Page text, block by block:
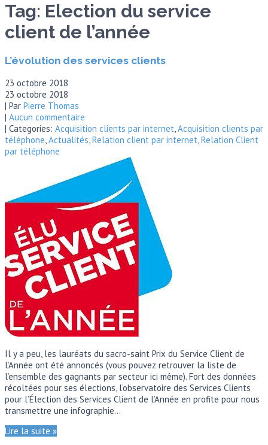
Tag: Election du service
client de l’année
L’évolution des services clients
23 octobre 2018
23 octobre 2018
| Par Pierre Thomas
| Aucun commentaire
| Categories: Acquisition clients par internet Acquisition clients par
téléphone Actualités Relation client par internet Relation Client
par téléphone
Il y a peu, les lauréats du sacro-saint Prix du Service Client de
l’Année ont été annoncés (vous pouvez retrouver la liste de
l’ensemble des gagnants par secteur ici même). Fort des données
récoltées pour ses élections, l’observatoire des Services Clients
pour l’Élection des Services Client de l’Année en profite pour nous
transmettre une infographie…
Lire la suite »